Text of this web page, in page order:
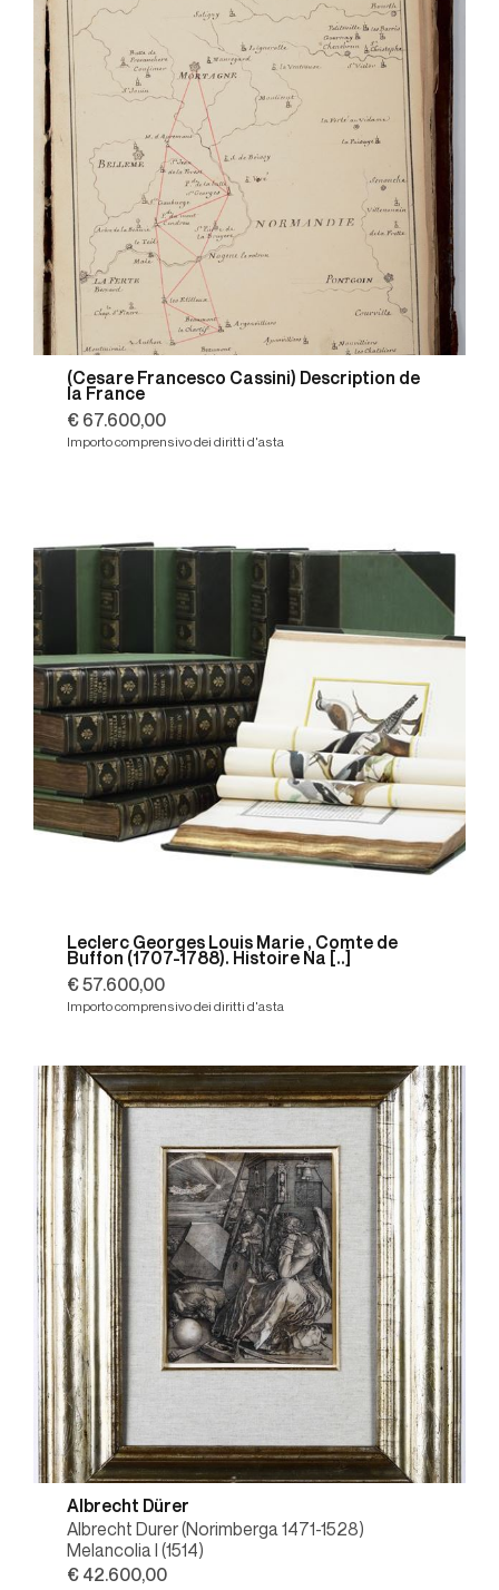
(Cesare Francesco Cassini) Description de
la France
€ 67.600,00
Importo comprensivo dei diritti d'asta
Leclerc Georges Louis Marie , Comte de
Buffon (1707-1788). Histoire Na [..]
€ 57.600,00
Importo comprensivo dei diritti d'asta
Albrecht Dürer
Albrecht Durer (Norimberga 1471-1528)
Melancolia I (1514)
€ 42.600,00